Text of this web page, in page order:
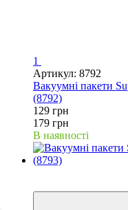
1
Артикул: 8792
Вакуумні пакети
(8792)
129 грн
179 грн
В наявності